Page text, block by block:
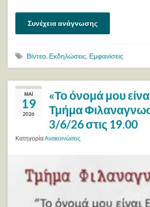
Συνέχεια ανάγνωσης
Βίντεο, Εκδηλώσεις, Εμφανίσεις
ΜΆΙ
19
2026
«Το όνομά μου
Τμήμα
3/6/26 στις 19.00
ΚατηγορίαΑνακοινώσεις